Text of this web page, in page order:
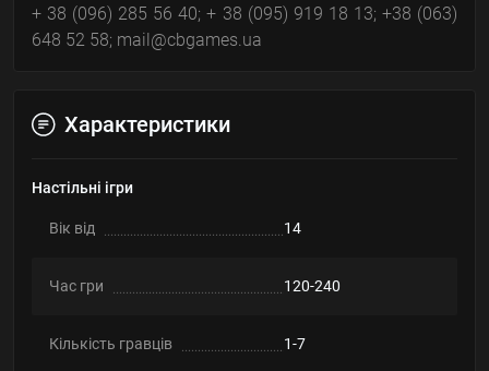
+ 38 (096) 285 56 40; + 38 (095) 919 18 13; +38 (063)
648 52 58; mail@cbgames.ua
Характеристики
Настільні ігри
Вік від 14
Час гри 120-240
Кількість гравців 1-7